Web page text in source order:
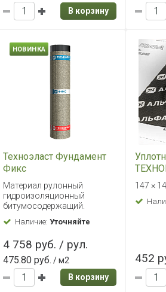
В корзину
НОВИНКА
Техноэласт Фундамент
Фикс
Материал рулонный
гидроизоляционный
битумосодержащий.
Наличие: Уточняйте
4 758 руб. / рул.
475.80 руб. / м2
В корзину
147 ×
452